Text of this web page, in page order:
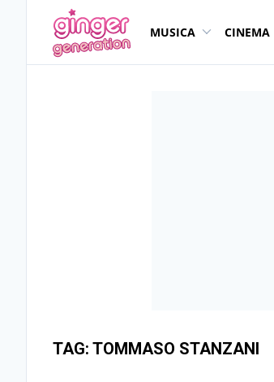
MUSICA CINEMA
TAG: TOMMASO STANZANI